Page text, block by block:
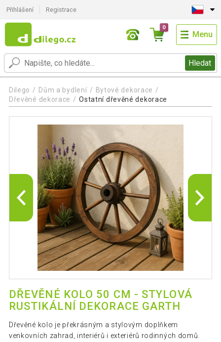
Přihlášení Registrace
Hledat
0
Menu
Dilego Dům a bydlení
Bytové dekorace
Dřevěné dekorace
Ostatní dřevěné dekorace
DŘEVĚNÉ KOLO 50 CM - STYLOVÁ
RUSTIKÁLNÍ DEKORACE GARTH
Dřevěné kolo je překrásným a stylovým doplňkem
venkovních zahrad, interiérů i exteriérů rodinných domů.